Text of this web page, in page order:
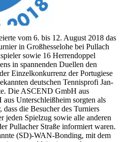
vom 6. bis 12. August 2018 das
in Großhesselohe bei Pullach
sowie 16 Herrendoppel
in spannenden Duellen den
Einzelkonkurrenz der Portugiese
deutschen Tennisprofi Jan-
Die ASCEND GmbH aus
Unterschleißheim sorgten als
dass die Besucher des Turniers
jeden Spielzug sowie alle anderen
Pullacher Straße informiert waren.
(SD)-WAN-Bonding, mit dem